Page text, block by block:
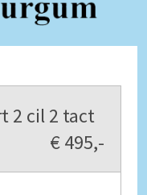
2 cil 2 tact
€ 495,-